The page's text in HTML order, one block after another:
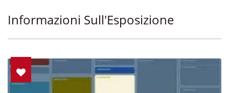
Informazioni Sull'Esposizione